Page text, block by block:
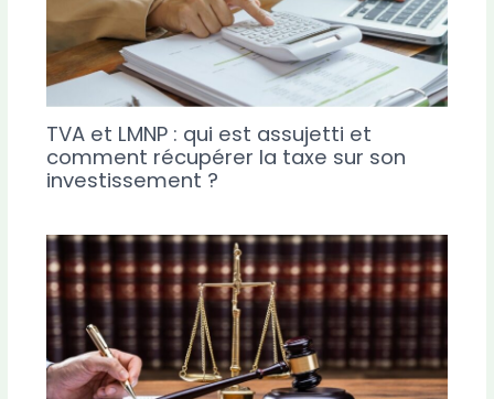
TVA et LMNP : qui est assujetti et
comment récupérer la taxe sur son
investissement ?